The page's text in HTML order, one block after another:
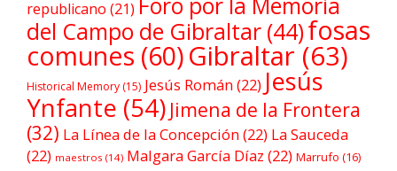
republicano (21)
del Campo de Gibraltar (44)fosas
comunes (60)Gibraltar(63)
Historical Memory (15) Jesús Román(22) Jesús
Ynfante (54) Jimena de la Frontera
(32) La Línea de la Concepción(22) La Sauceda
(22) maestros (14) Malgara García Díaz (22) Marrufo (16)